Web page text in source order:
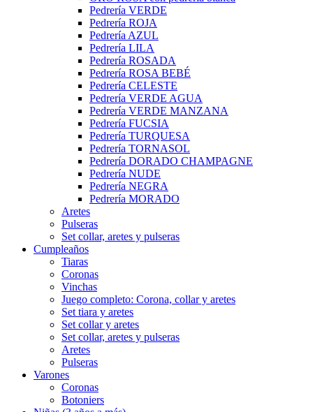
Pedrería VERDE
Pedrería ROJA
Pedrería AZUL
Pedrería LILA
Pedrería ROSADA
Pedrería ROSA BEBÉ
Pedrería CELESTE
Pedrería VERDE AGUA
Pedrería VERDE MANZANA
Pedrería FUCSIA
Pedrería TURQUESA
Pedrería TORNASOL
Pedrería DORADO CHAMPAGNE
Pedrería NUDE
Pedrería NEGRA
Pedrería MORADO
Aretes
Pulseras
Set collar, aretes y pulseras
Cumpleaños
Tiaras
Coronas
Vinchas
Juego completo: Corona, collar y aretes
Set tiara y aretes
Set collar y aretes
Set collar, aretes y pulseras
Aretes
Pulseras
Varones
Coronas
Botoniers